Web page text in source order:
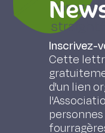
Forage
per
-
-
-
Inscrivez-
Cette
d'un lien